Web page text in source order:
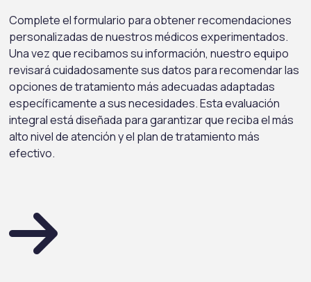
Complete el formulario para obtener recomendaciones
personalizadas de nuestros médicos experimentados.
Una vez que recibamos su información, nuestro equipo
revisará cuidadosamente sus datos para recomendar las
opciones de tratamiento más adecuadas adaptadas
específicamente a sus necesidades. Esta evaluación
integral está diseñada para garantizar que reciba el más
alto nivel de atención y el plan de tratamiento más
efectivo.